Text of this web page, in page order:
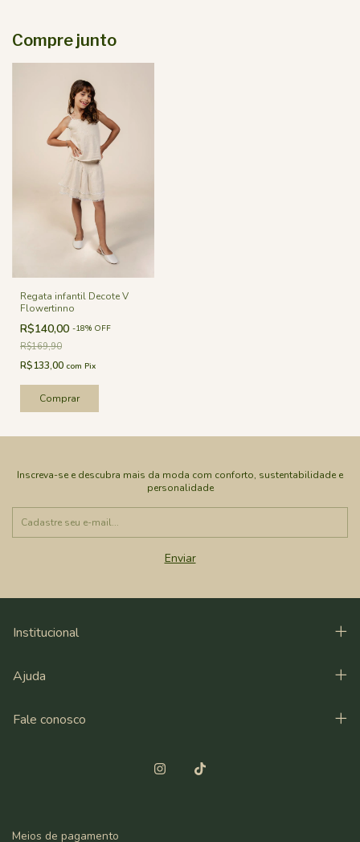
Compre junto
Regata infantil Decote V
Flowertinno
R$140,00 -18% OFF
R$169,90
R$133,00 com Pix
Comprar
Inscreva-se e descubra mais da moda com conforto, sustentabilidade e
personalidade
Institucional
Ajuda
Fale conosco
Meios de pagamento